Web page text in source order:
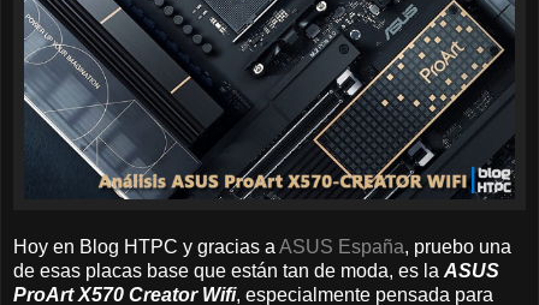
Hoy en Blog HTPC y gracias a ASUS España, pruebo una
de esas placas base que están tan de moda, es la ASUS
ProArt X570 Creator Wifi, especialmente pensada para